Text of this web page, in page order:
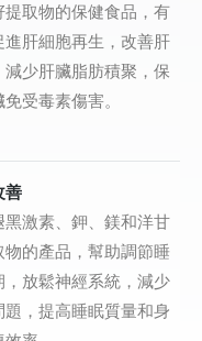
提取物的保健食品，有
進肝細胞再生，改善肝
減少肝臟脂肪積聚，保
受毒素傷害。
善
黑激素、鉀、鎂和洋甘
物的產品，幫助調節睡
，放鬆神經系統，減少
題，提高睡眠質量和身